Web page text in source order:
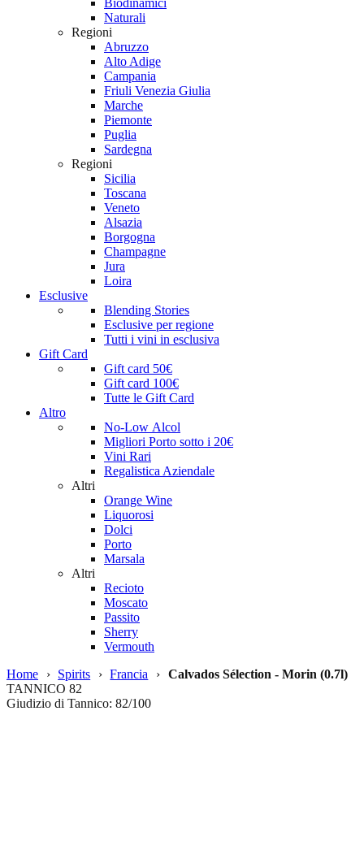
Biodinamici
Naturali
Regioni
Abruzzo
Alto Adige
Campania
Friuli Venezia Giulia
Marche
Piemonte
Puglia
Sardegna
Regioni
Sicilia
Toscana
Veneto
Alsazia
Borgogna
Champagne
Jura
Loira
Esclusive
Blending Stories
Esclusive per regione
Tutti i vini in esclusiva
Gift Card
Gift card 50€
Gift card 100€
Tutte le Gift Card
Altro
No-Low Alcol
Migliori Porto sotto i 20€
Vini Rari
Regalistica Aziendale
Altri
Orange Wine
Liquorosi
Dolci
Porto
Marsala
Altri
Recioto
Moscato
Passito
Sherry
Vermouth
Home
› Spirits › Francia › Calvados Sélection - Morin (0.7l)
TANNICO 82
Giudizio di Tannico: 82/100